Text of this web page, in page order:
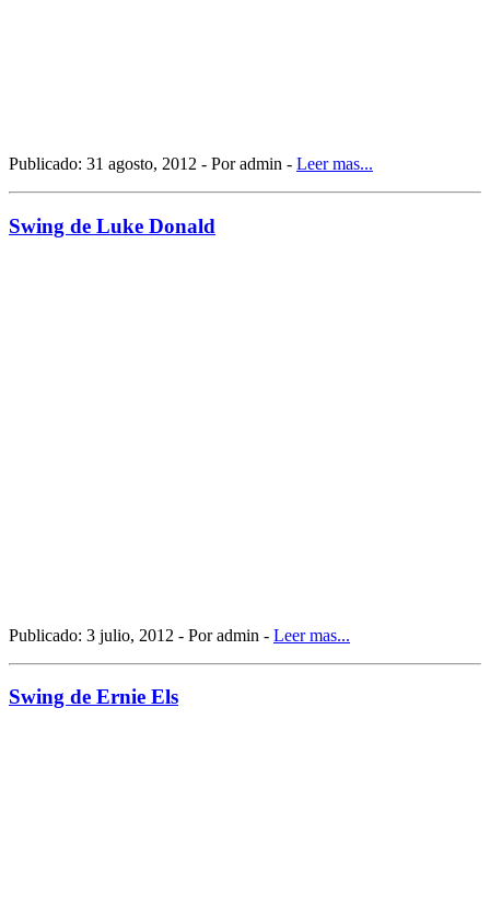
Publicado: 31 agosto, 2012 - Por admin - Leer mas...
Swing de Luke Donald
Publicado: 3 julio, 2012 - Por admin - Leer mas...
Swing de Ernie Els